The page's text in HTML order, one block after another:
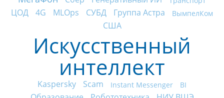
ЦОД 4G MLOps СУБД Группа Астра ВымпелКом
США
Искусственный
интеллект
Kaspersky Scam Instant Messenger BI